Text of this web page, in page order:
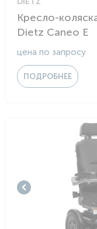
Кресло-
Dietz Caneo E
цена по запросу
ПОДРОБНЕЕ